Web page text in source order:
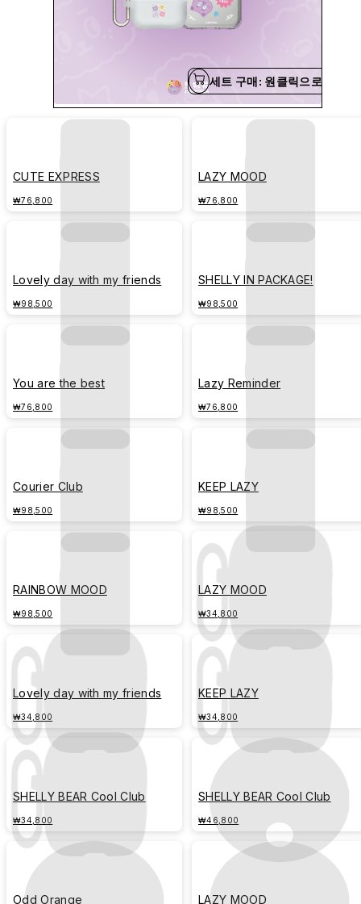
세트 구매: 원클릭으로 간편
CUTE EXPRESS
₩76,800
LAZY MOOD
₩76,800
Lovely day with my friends
₩98,500
SHELLY IN PACKAGE!
₩98,500
You are the best
₩76,800
Lazy Reminder
₩76,800
Courier Club
₩98,500
KEEP LAZY
₩98,500
RAINBOW MOOD
₩98,500
LAZY MOOD
₩34,800
Lovely day with my friends
₩34,800
KEEP LAZY
₩34,800
SHELLY BEAR Cool Club
₩34,800
SHELLY BEAR Cool Club
₩46,800
Odd Orange LAZY MOOD